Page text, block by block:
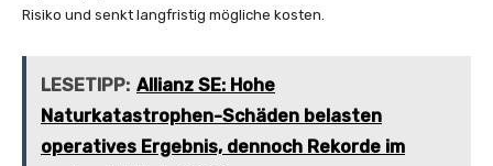
Risiko und senkt langfristig mögliche kosten.
LESETIPP: Allianz SE: Hohe
Naturkatastrophen-Schäden belasten
operatives Ergebnis, dennoch Rekorde im